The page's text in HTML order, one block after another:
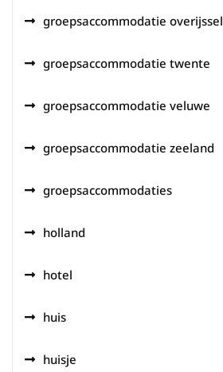
groepsaccommodatie overijssel
groepsaccommodatie twente
groepsaccommodatie veluwe
groepsaccommodatie zeeland
groepsaccommodaties
holland
hotel
huis
huisje